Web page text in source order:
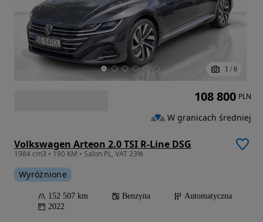
1 / 6
Volkswagen Arteon 2.0 TSI R-Line DSG
1984 cm3 • 190 KM • Salon PL, VAT 23%
Wyróżnione
152 507 km Benzyna
Automatyczna
2022
108 800 PLN
W granicach średniej